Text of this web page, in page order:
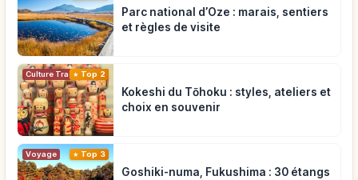
Parc national d’Oze : marais, sentiers
et règles de visite
Culture Traditionnelle
Top 2
Kokeshi du Tōhoku : styles, ateliers et
choix en souvenir
Voyage Top 3
Goshiki-numa, Fukushima : 30 étangs